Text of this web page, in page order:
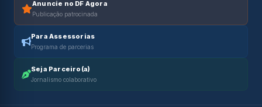
Anuncie no DF Agora
Publicação patrocinada
Para Assessorias
Programa de parcerias
Seja Parceiro(a)
Jornalismo colaborativo